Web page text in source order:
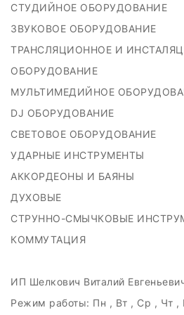
СТУДИЙНОЕ ОБОРУДОВАНИЕ
ЗВУКОВОЕ ОБОРУДОВАНИЕ
ТРАНСЛЯЦИОННОЕ И
ОБОРУДОВАНИЕ
МУЛЬТИМЕДИЙНОЕ
DJ ОБОРУДОВАНИЕ
СВЕТОВОЕ ОБОРУДОВАНИЕ
УДАРНЫЕ ИНСТРУМЕНТЫ
АККОРДЕОНЫ И БАЯНЫ
ДУХОВЫЕ
СТРУННО-СМЫЧКОВЫЕ
КОММУТАЦИЯ
ИП Шелкович Виталий
Режим работы: Пн , Вт , Ср , Чт ,